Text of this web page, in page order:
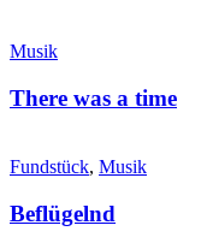
Musik
There was a time
Fundstück, Musik
Beflügelnd